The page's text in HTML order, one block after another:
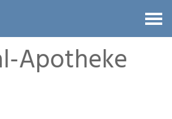
Apotheke